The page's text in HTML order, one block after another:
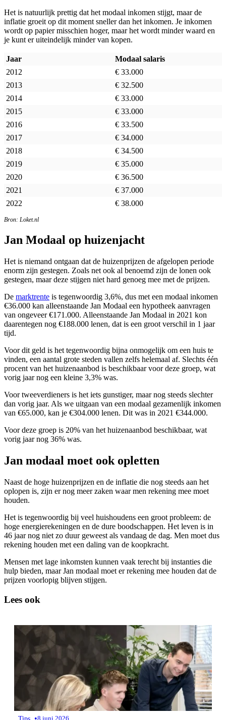
Het is natuurlijk prettig dat het modaal inkomen stijgt, maar de
inflatie groeit op dit moment sneller dan het inkomen. Je inkomen
wordt op papier misschien hoger, maar het wordt minder waard en
je kunt er uiteindelijk minder van kopen.
Jaar
Modaal salaris
2012
€ 33.000
2013
€ 32.500
2014
€ 33.000
2015
€ 33.000
2016
€ 33.500
2017
€ 34.000
2018
€ 34.500
2019
€ 35.000
2020
€ 36.500
2021
€ 37.000
2022
€ 38.000
Bron: Loket.nl
Jan Modaal op huizenjacht
Het is niemand ontgaan dat de huizenprijzen de afgelopen periode
enorm zijn gestegen. Zoals net ook al benoemd zijn de lonen ook
gestegen, maar deze stijgen niet hard genoeg mee met de prijzen.
De marktrente is tegenwoordig 3,6%, dus met een modaal inkomen
€36.000 kan alleenstaande Jan Modaal een hypotheek aanvragen
van ongeveer €171.000. Alleenstaande Jan Modaal in 2021 kon
daarentegen nog €188.000 lenen, dat is een groot verschil in 1 jaar
tijd.
Voor dit geld is het tegenwoordig bijna onmogelijk om een huis te
vinden, een aantal grote steden vallen zelfs helemaal af. Slechts één
procent van het huizenaanbod is beschikbaar voor deze groep, wat
vorig jaar nog een kleine 3,3% was.
Voor tweeverdieners is het iets gunstiger, maar nog steeds slechter
dan vorig jaar. Als we uitgaan van een modaal gezamenlijk inkomen
van €65.000, kan je €304.000 lenen. Dit was in 2021 €344.000.
Voor deze groep is 20% van het huizenaanbod beschikbaar, wat
vorig jaar nog 36% was.
Jan modaal moet ook opletten
Naast de hoge huizenprijzen en de inflatie die nog steeds aan het
oplopen is, zijn er nog meer zaken waar men rekening mee moet
houden.
Het is tegenwoordig bij veel huishoudens een groot probleem: de
hoge energierekeningen en de dure boodschappen. Het leven is in
46 jaar nog niet zo duur geweest als vandaag de dag. Men moet dus
rekening houden met een daling van de koopkracht.
Mensen met lage inkomsten kunnen vaak terecht bij instanties die
hulp bieden, maar Jan modaal moet er rekening mee houden dat de
prijzen voorlopig blijven stijgen.
Lees ook
Tips •8 juni 2026